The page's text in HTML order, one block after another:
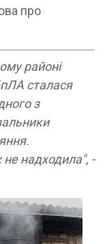
про
районі
сталася
з
надходила", -